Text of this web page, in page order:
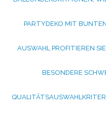
ARTYDEKO MIT BUNTEN
USWAHL PROFITIEREN SIE
ESONDERE